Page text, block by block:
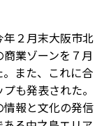
２月末大阪市北
業ゾーンを７月
また、これに合
も発表された。
報と文化の発信